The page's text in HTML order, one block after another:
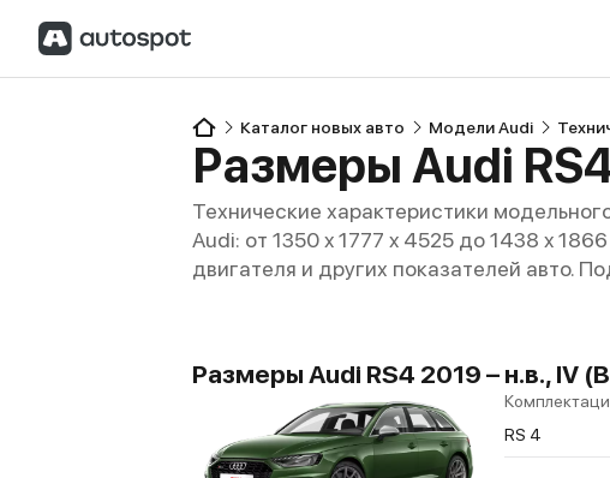
Каталог новых авто Модели Audi
Размеры Audi
Технические характеристики
Audi: от 1350 x 1777 x 4525 до 1438 x
двигателя и других показателей авто.
Размеры Audi RS4 2019 – н.в., IV
RS 4